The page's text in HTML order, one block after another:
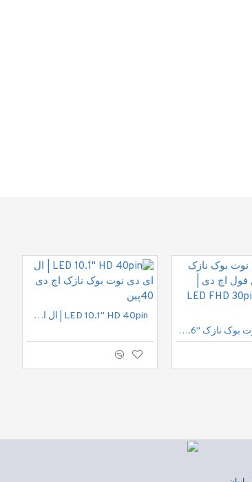
ال ای دی نوت بوک نازک "15.6 30پین فول اچ دی | LED FHD 30pin 15.6" IPS Notbook
LED 10.1" HD 40pin | ال ای دی نوت بوک نازک اچ دی 40پین